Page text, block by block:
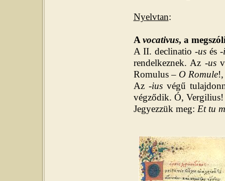
Nyelvtan:
A vocativus, a
A II. declinatio -us és -
rendelkeznek. Az -us
Romulus – O Romule!,
Az -iusvégű
végződik. Ó,
Jegyezzük meg: Et tu